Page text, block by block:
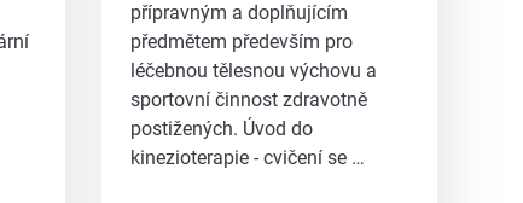
přípravným a doplňujícím
předmětem především pro
léčebnou tělesnou výchovu a
sportovní činnost zdravotně
postižených. Úvod do
kinezioterapie - cvičení se …